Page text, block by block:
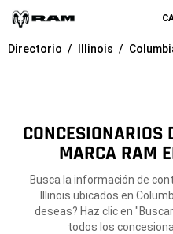
Directorio Illinois
CONCESIONARIOS
MARCA RAM
Busca la información de
Illinois ubicados en
deseas? Haz clic en
todos los